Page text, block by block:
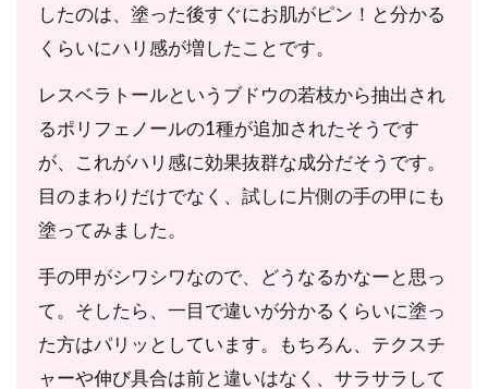
したのは、塗った後すぐにお肌がピン！と分かる
くらいにハリ感が増したことです。
レスベラトールというブドウの若枝から抽出され
るポリフェノールの1種が追加されたそうです
が、これがハリ感に効果抜群な成分だそうです。
目のまわりだけでなく、試しに片側の手の甲にも
塗ってみました。
手の甲がシワシワなので、どうなるかなーと思っ
て。そしたら、一目で違いが分かるくらいに塗っ
た方はパリッとしています。もちろん、テクスチ
ャーや伸び具合は前と違いはなく、サラサラして